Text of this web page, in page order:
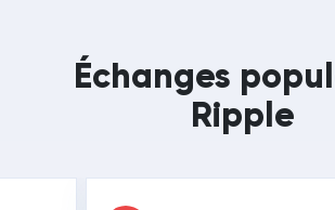
Échanges
Ripple